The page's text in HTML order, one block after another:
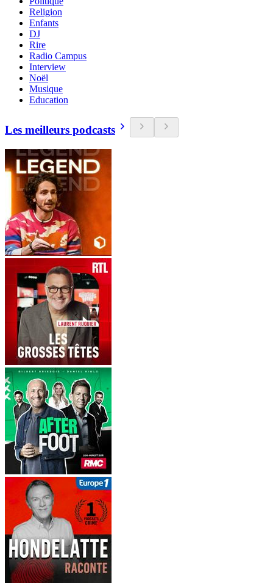
Religion
Enfants
DJ
Rire
Radio Campus
Interview
Noël
Musique
Education
Les meilleurs podcasts